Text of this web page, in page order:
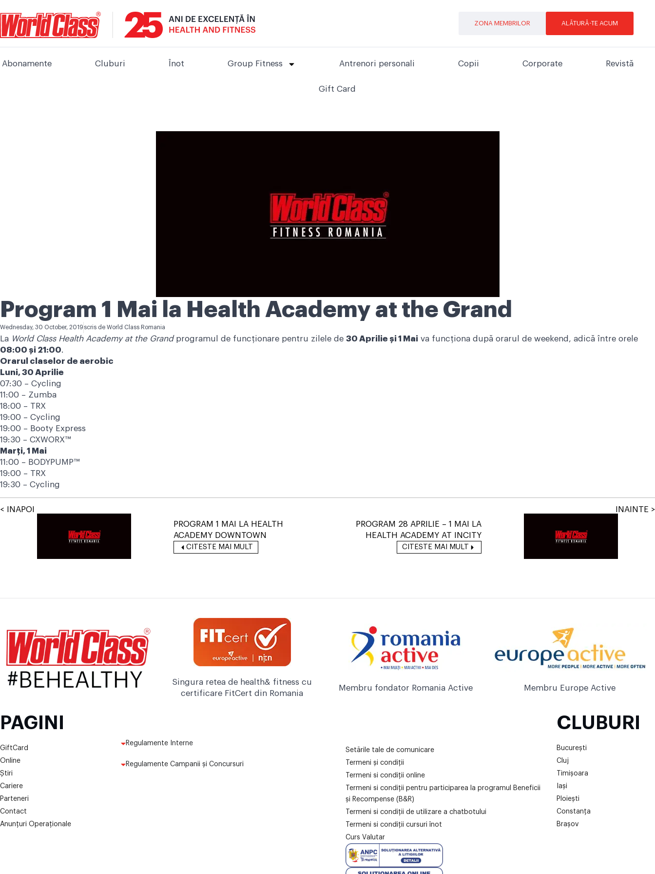
ZONA MEMBRILOR ALĂTURĂ-TE ACUM
Abonamente Cluburi Înot Group Fitness Antrenori personali Copii Corporate Revistă
Gift Card
Program 1 Mai la Health Academy at the Grand
Wednesday, 30 October, 2019 scris de World Class Romania
La World Class Health Academy at the Grand programul de funcţionare pentru zilele de 30 Aprilie şi 1 Mai va funcţiona după orarul de weekend, adică între orele
08:00 şi 21:00.
Orarul claselor de aerobic
Luni, 30 Aprilie
07:30 – Cycling
11:00 – Zumba
18:00 – TRX
19:00 – Cycling
19:00 – Booty Express
19:30 – CXWORX™
Marţi, 1 Mai
11:00 – BODYPUMP™
19:00 – TRX
19:30 – Cycling
< INAPOI
PROGRAM 1 MAI LA HEALTH
ACADEMY DOWNTOWN
CITESTE MAI MULT
INAINTE >
PROGRAM 28 APRILIE – 1 MAI LA
HEALTH ACADEMY AT INCITY
CITESTE MAI MULT
Singura retea de health& fitness cu
certificare FitCert din Romania
Membru fondator Romania Active Membru Europe Active
PAGINI
GiftCard
Online
Știri
Cariere
Parteneri
Contact
Anunțuri Operaționale
Regulamente Interne
Regulamente Campanii și Concursuri
Setările tale de comunicare
Termeni și condiții
Termeni si condiții online
Termeni si condiții pentru participarea la programul Beneficii
și Recompense (B&R)
Termeni si condiții de utilizare a chatbotului
Termeni si condiții cursuri înot
Curs Valutar
CLUBURI
București
Cluj
Timișoara
Iași
Ploiești
Constanța
Brașov